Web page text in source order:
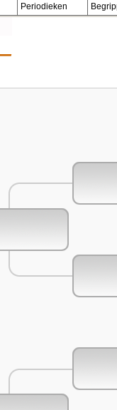
Periodieken